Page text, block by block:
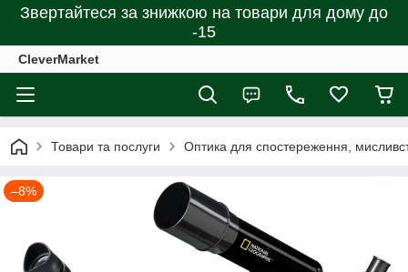
Звертайтеся за знижкою на товари для дому до
-15
CleverMarket
Товари та послуги Оптика для спостереження,
–8%